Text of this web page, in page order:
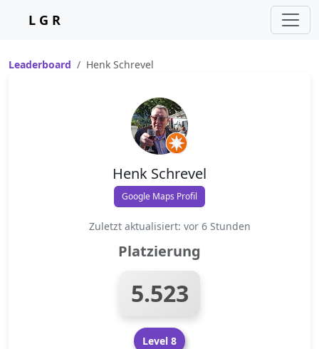
L G R
Leaderboard Henk Schrevel
Henk Schrevel
Google Maps Profil
Zuletzt aktualisiert: vor 6 Stunden
Platzierung
5.523
Level 8